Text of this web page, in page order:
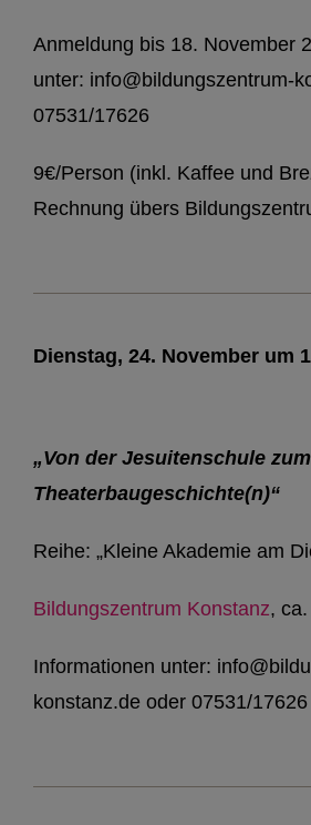
Anmeldung bis 18. November
unter: info@bildungszentrum-
07531/17626
9€/Person (inkl. Kaffee und
Rechnung übers
Dienstag, 24. November um
„Von der Jesuitenschule
Theaterbaugeschichte(n)“
Reihe: „Kleine Akademie am
Bildungszentrum Konstanz,
Informationen unter:
konstanz.de oder 07531/17626